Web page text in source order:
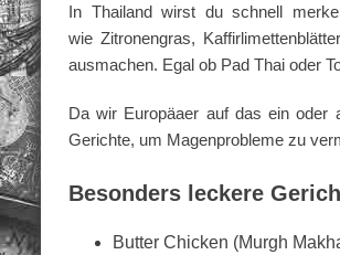
In Thailand wirst du schnell
wie Zitronengras,
ausmachen. Egal ob Pad Thai oder
Da wir Europäaer auf das ein oder
Gerichte, um Magenprobleme zu
Besonders leckere
Butter Chicken (Murgh